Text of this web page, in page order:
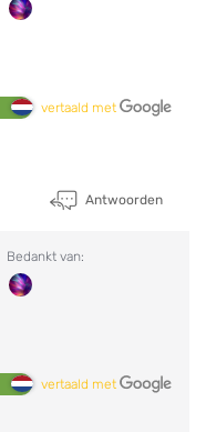
vertaald met
Antwoorden
Bedankt van:
vertaald met